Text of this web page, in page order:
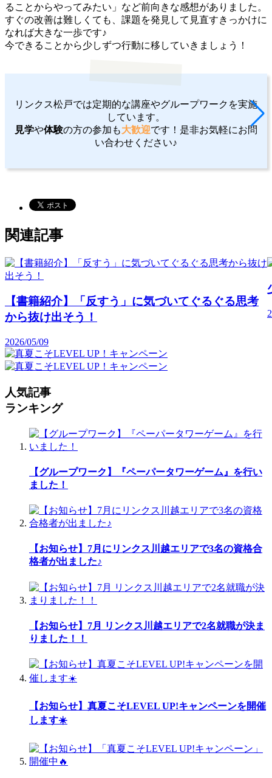
ることからやってみたい」など前向きな感想がありました。
すぐの改善は難しくても、課題を発見して見直すきっかけに
なれば大きな一歩です♪
今できることから少しずつ行動に移していきましょう！
リンクス松戸では定期的な講座やグループワークを実施
しています。
見学や体験の方の参加も大歓迎です！是非お気軽にお問
い合わせください♪
関連記事
【書籍紹介】「反すう」に気づいてぐるぐる思考
から抜け出そう！
2026/05/09
人気記事
ランキング
【グループワーク】『ペーパータワーゲーム』を行い
ました！
【お知らせ】7月にリンクス川越エリアで3名の資格合
格者が出ました♪
【お知らせ】7月 リンクス川越エリアで2名就職が決ま
りました！！
【お知らせ】真夏こそLEVEL UP!キャンペーンを開催
します☀️